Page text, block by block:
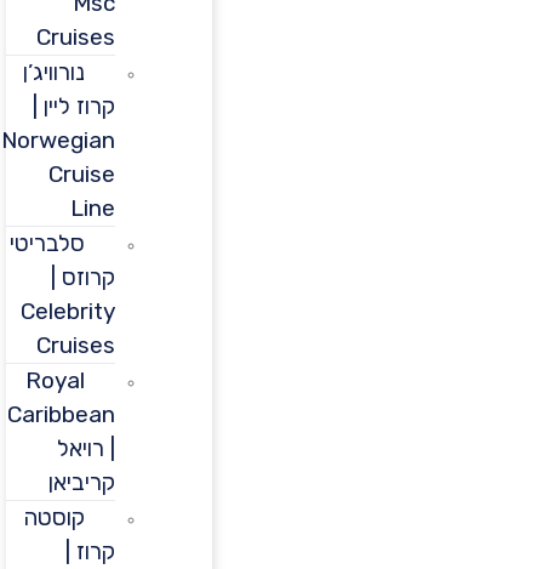
Cruises
נורוויג’ן
קרוז ליין |
Norwegian
Cruise
סלבריטי
קרוזס |
Celebrity
Cruises
Royal
Caribbean
קריביאן
קוסטה